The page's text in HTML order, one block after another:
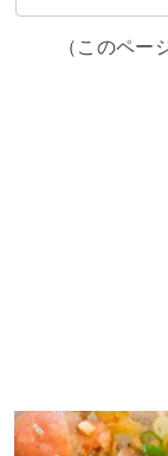
（このペー